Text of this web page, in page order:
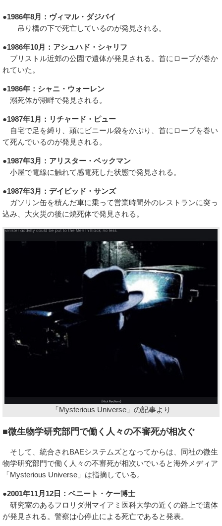
●1986年8月：ヴィマル・ダジバイ
吊り橋の下で死亡しているのが発見される。
●1986年10月：アシュハド・シャリフ
ブリストル近郊の公園で遺体が発見される。首にロープが巻か
れていた。
●1986年：シャニ・ウォーレン
溺死体が湖畔で発見される。
●1987年1月：リチャード・ピュー
自宅で足を縛り、頭にビニール袋をかぶり、首にロープを巻い
て死んでいるのが発見される。
●1987年3月：アリスター・ベックマン
小屋で電線に触れて感電死した状態で発見される。
●1987年3月：デイビッド・サンズ
ガソリン缶を積んだ車に乗って営業時間外のレストランに突っ
込み、大火災の後に焼死体で発見される。
「Mysterious Universe」の記事より
■微生物学研究部門で働く人々の不審死が相次ぐ
そして、統合されBAEシステムズとなってからは、同社の微生
物学研究部門で働く人々の不審死が相次いでいると海外メディア
「Mysterious Universe」は指摘している。
●2001年11月12日：ベニート・ケー博士
研究室のあるフロリダ州マイアミ医科大学の近くの路上で遺体
が発見される。警察は心停止による死亡であると発表。